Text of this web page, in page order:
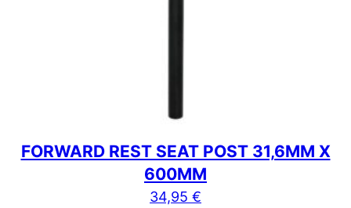
FORWARD REST SEAT POST 31,6MM X
600MM
34,95 €